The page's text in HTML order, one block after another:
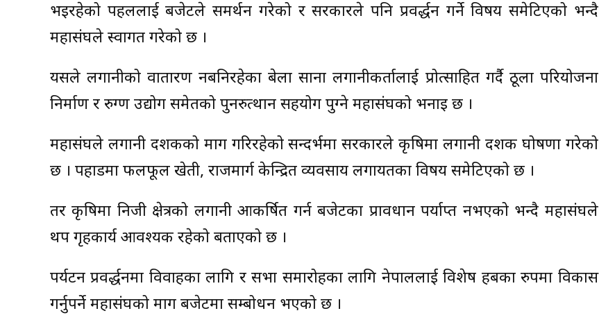
भइरहेको पहललाई बजेटले समर्थन गरेको र सरकारले पनि प्रवर्द्धन गर्ने विषय समेटिएको भन्दै
महासंघले स्वागत गरेको छ ।
यसले लगानीको वातारण नबनिरहेका बेला साना लगानीकर्तालाई प्रोत्साहित गर्दै ठूला परियोजना
निर्माण र रुग्ण उद्योग समेतको पुनरुत्थान सहयोग पुग्ने महासंघको भनाइ छ ।
महासंघले लगानी दशकको माग गरिरहेको सन्दर्भमा सरकारले कृषिमा लगानी दशक घोषणा गरेको
छ । पहाडमा फलफूल खेती, राजमार्ग केन्द्रित व्यवसाय लगायतका विषय समेटिएको छ ।
तर कृषिमा निजी क्षेत्रको लगानी आकर्षित गर्न बजेटका प्रावधान पर्याप्त नभएको भन्दै महासंघले
थप गृहकार्य आवश्यक रहेको बताएको छ ।
पर्यटन प्रवर्द्धनमा विवाहका लागि र सभा समारोहका लागि नेपाललाई विशेष हबका रुपमा विकास
गर्नुपर्ने महासंघको माग बजेटमा सम्बोधन भएको छ ।